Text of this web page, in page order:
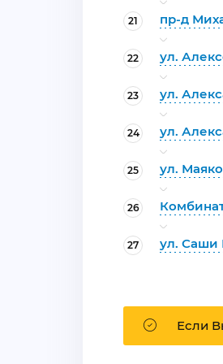
21 пр-д
22 ул.
23 ул.
24 ул.
25 ул.
26
27 ул. Саши
Если